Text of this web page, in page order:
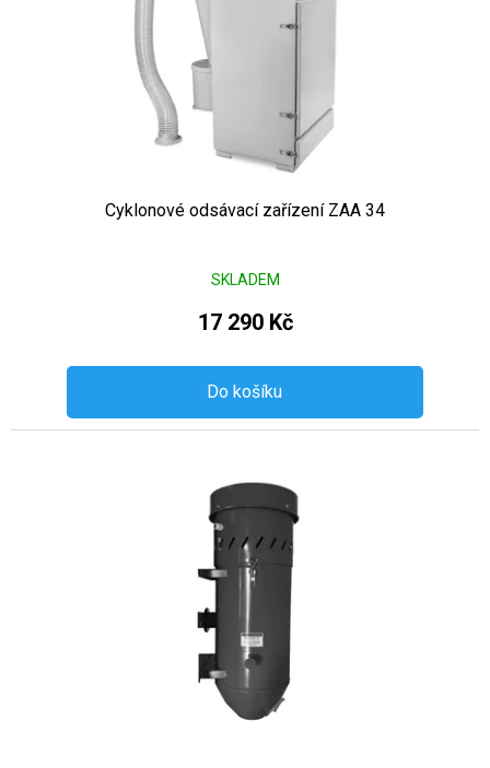
Cyklonové odsávací zařízení ZAA 34
SKLADEM
17 290 Kč
Do košíku